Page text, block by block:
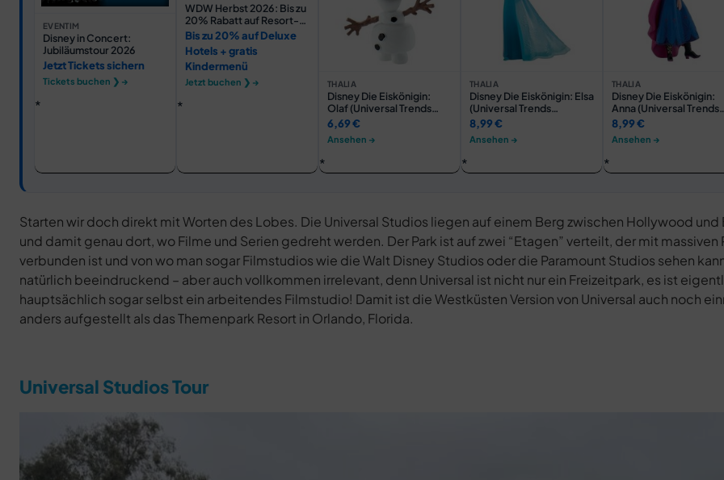
EVENTIM
Disney in Concert:
Jubiläumstour 2026
Jetzt Tickets sichern
Tickets buchen ❯ →
WDW Herbst 2026: Bis zu
20% Rabatt auf Resort-
Hotels
Bis zu 20% auf Deluxe
Hotels + gratis
Kindermenü
Jetzt buchen ❯ → THALIA
Disney Die Eiskönigin:
Olaf (Universal Trends
BU12963)
6,69 €
Ansehen →
THALIA
Disney Die Eiskönigin: Elsa
(Universal Trends
BU12961)
8,99 €
Ansehen →
THALIA
Disney Die Eiskönigin:
Anna (Universal Trends
BU12960)
8,99 €
Ansehen →
Starten wir doch direkt mit Worten des Lobes. Die Universal Studios liegen auf einem Berg zwischen Hollywood und
und damit genau dort, wo Filme und Serien gedreht werden. Der Park ist auf zwei “Etagen” verteilt, der mit
verbunden ist und von wo man sogar Filmstudios wie die Walt Disney Studios oder die Paramount Studios sehen
natürlich beeindruckend – aber auch vollkommen irrelevant, denn Universal ist nicht nur ein Freizeitpark, es ist
hauptsächlich sogar selbst ein arbeitendes Filmstudio! Damit ist die Westküsten Version von Universal auch noch
anders aufgestellt als das Themenpark Resort in Orlando, Florida.
Universal Studios Tour